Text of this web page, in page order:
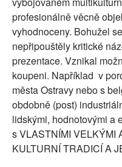
profesionálně věcně
vyhodnoceny. Bohužel
nepřipouštěly kritické
prezentace. Vznikal
koupeni. Například v
města Ostravy nebo s
obdobně (post)
lidskými, hodnotovými a
s VLASTNÍMI VELKÝMI
KULTURNÍ TRADICÍ A